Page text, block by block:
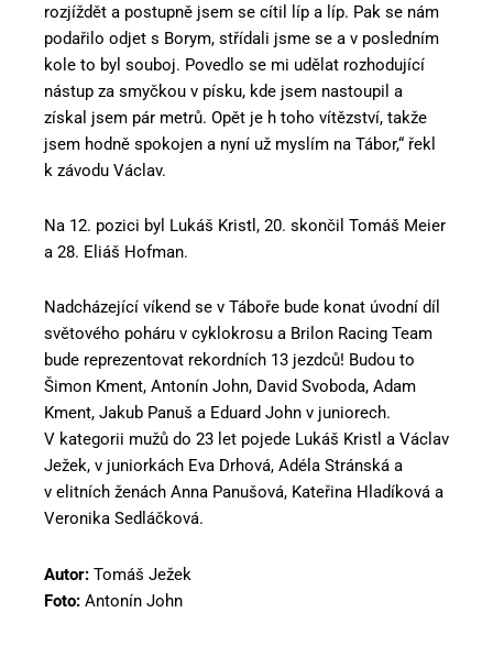
rozjíždět a postupně jsem se cítil líp a líp. Pak se nám
podařilo odjet s Borym, střídali jsme se a v posledním
kole to byl souboj. Povedlo se mi udělat rozhodující
nástup za smyčkou v písku, kde jsem nastoupil a
získal jsem pár metrů. Opět je h toho vítězství, takže
jsem hodně spokojen a nyní už myslím na Tábor,“ řekl
k závodu Václav.
Na 12. pozici byl Lukáš Kristl, 20. skončil Tomáš Meier
a 28. Eliáš Hofman.
Nadcházející víkend se v Táboře bude konat úvodní díl
světového poháru v cyklokrosu a Brilon Racing Team
bude reprezentovat rekordních 13 jezdců! Budou to
Šimon Kment, Antonín John, David Svoboda, Adam
Kment, Jakub Panuš a Eduard John v juniorech.
V kategorii mužů do 23 let pojede Lukáš Kristl a Václav
Ježek, v juniorkách Eva Drhová, Adéla Stránská a
v elitních ženách Anna Panušová, Kateřina Hladíková a
Veronika Sedláčková.
Autor: Tomáš Ježek
Foto: Antonín John